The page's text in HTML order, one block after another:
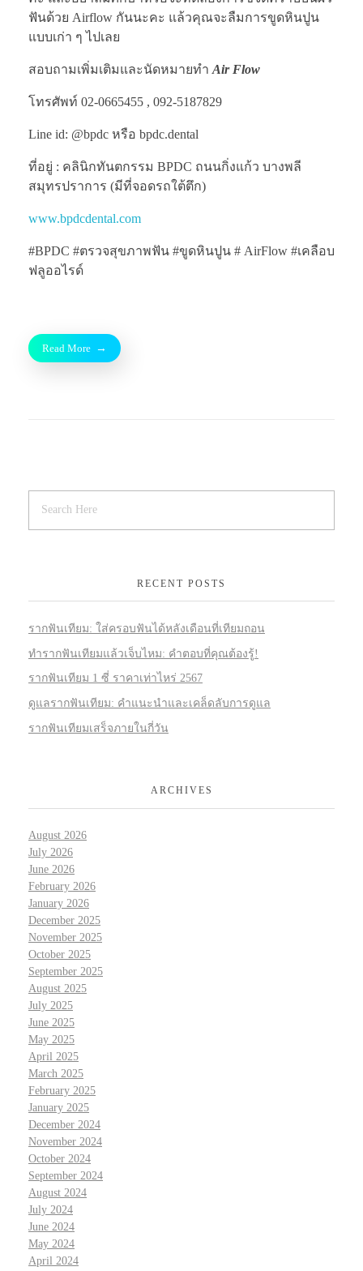
ฟันด้วย Airflow กันนะคะ แล้วคุณจะลืมการขูดหินปูน
แบบเก่า ๆ ไปเลย
สอบถามเพิ่มเติมและนัดหมายทำ Air Flow
โทรศัพท์ 02-0665455 , 092-5187829
Line id: @bpdc หรือ bpdc.dental
ที่อยู่ : คลินิกทันตกรรม BPDC ถนนกิ่งแก้ว บางพลี
สมุทรปราการ (มีที่จอดรถใต้ตึก)
www.bpdcdental.com
#BPDC #ตรวจสุขภาพฟัน #ขูดหินปูน # AirFlow #เคลือบ
ฟลูออไรด์
Read More
RECENT POSTS
รากฟันเทียม: ใส่ครอบฟันได้หลังเดือนที่เทียมถอน
ทำรากฟันเทียมแล้วเจ็บไหม: คำตอบที่คุณต้องรู้!
รากฟันเทียม 1 ซี่ ราคาเท่าไหร่ 2567
ดูแลรากฟันเทียม: คำแนะนำและเคล็ดลับการดูแล
รากฟันเทียมเสร็จภายในกี่วัน
ARCHIVES
August 2026
July 2026
June 2026
February 2026
January 2026
December 2025
November 2025
October 2025
September 2025
August 2025
July 2025
June 2025
May 2025
April 2025
March 2025
February 2025
January 2025
December 2024
November 2024
October 2024
September 2024
August 2024
July 2024
June 2024
May 2024
April 2024